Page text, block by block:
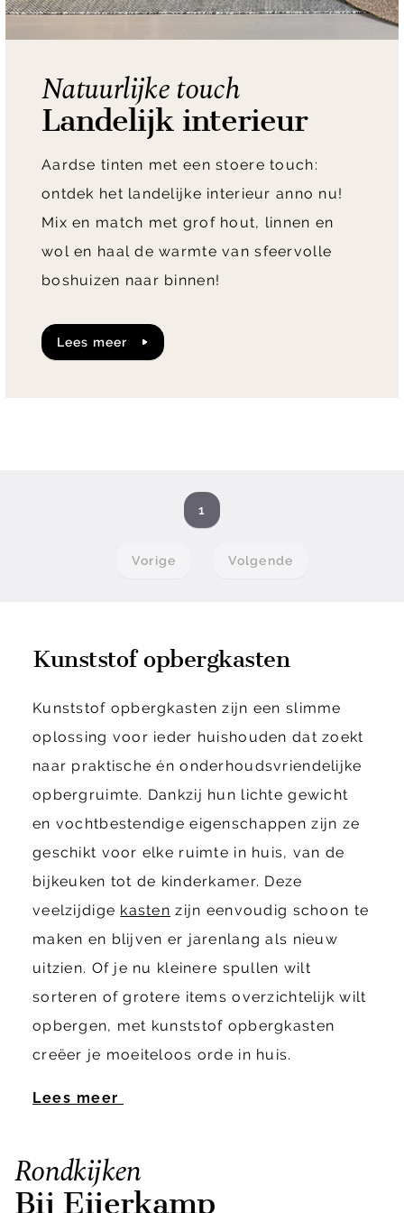
Natuurlijke touch
Landelijk interieur
Aardse tinten met een stoere touch:
ontdek het landelijke interieur anno nu!
Mix en match met grof hout, linnen en
wol en haal de warmte van sfeervolle
boshuizen naar binnen!
lees meer
Vorige
1
Volgende
Kunststof opbergkasten
Kunststof opbergkasten zijn een slimme
oplossing voor ieder huishouden dat zoekt
naar praktische én onderhoudsvriendelijke
opbergruimte. Dankzij hun lichte gewicht
en vochtbestendige eigenschappen zijn ze
geschikt voor elke ruimte in huis, van de
bijkeuken tot de kinderkamer. Deze
veelzijdige kasten zijn eenvoudig schoon te
maken en blijven er jarenlang als nieuw
uitzien. Of je nu kleinere spullen wilt
sorteren of grotere items overzichtelijk wilt
opbergen, met kunststof opbergkasten
creëer je moeiteloos orde in huis.
Lees meer
Rondkijken
Bij Eijerkamp